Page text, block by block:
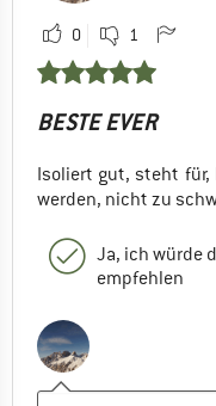
0 1
BESTE EVER
Isoliert gut, steht für,
werden, nicht zu
Ja, ich würde
empfehlen